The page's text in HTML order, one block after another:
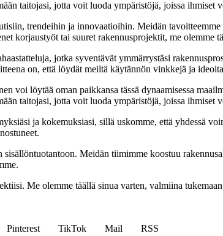
taitojasi, jotta voit luoda ympäristöjä, joissa ihmiset
trendeihin ja innovaatioihin. Meidän
korjaustyöt tai suuret rakennusprojektit, me olemme
jotka syventävät ymmärrystäsi
on, että löydät meiltä käytännön vinkkejä ja
voi löytää oman paikkansa tässä dynaamisessa
taitojasi, jotta voit luoda ympäristöjä, joissa ihmiset
ja kokemuksiasi, sillä uskomme, että yhdessä
Meidän tiimimme koostuu
Me olemme täällä sinua varten, valmiina
Pinterest TikTok Mail
RSS